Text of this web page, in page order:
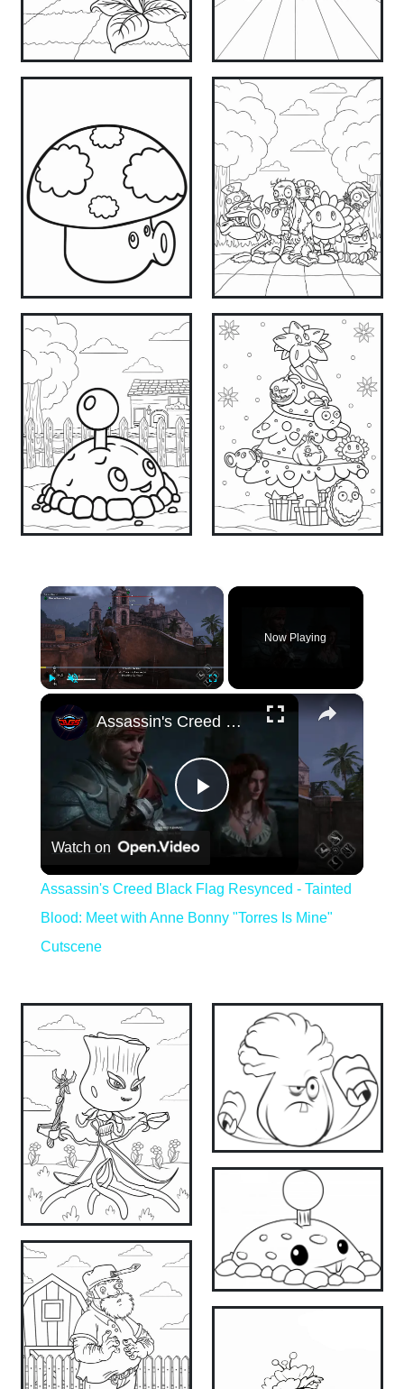
×
Now Playing
×
Play
Video
Assassin's Creed Black Flag Resynced - Tainted Blood: Meet with Anne Bonny "Torres Is Mine" Cutscene
Watch on
Assassin's Creed Black Flag Resynced - Tainted
Blood: Meet with Anne Bonny "Torres Is Mine"
Cutscene